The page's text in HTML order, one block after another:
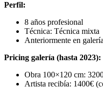
Perfil:
8 años profesional
Técnica: Técnica mixta
Anteriormente en
Pricing galería (hasta 2023):
Obra 100×120 cm:
Artista recibía: 1400€